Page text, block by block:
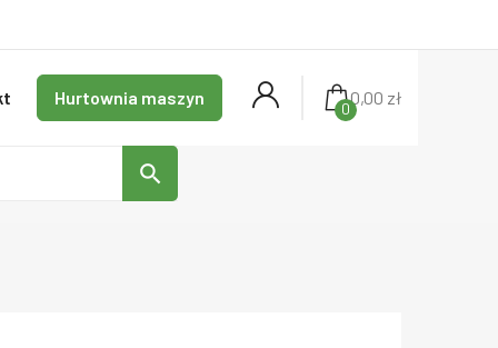
Hurtownia maszyn 0,00 zł
0
search